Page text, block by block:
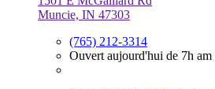
Muncie, IN 47303
(765) 212-3314
Ouvert aujourd'hui de 7h am